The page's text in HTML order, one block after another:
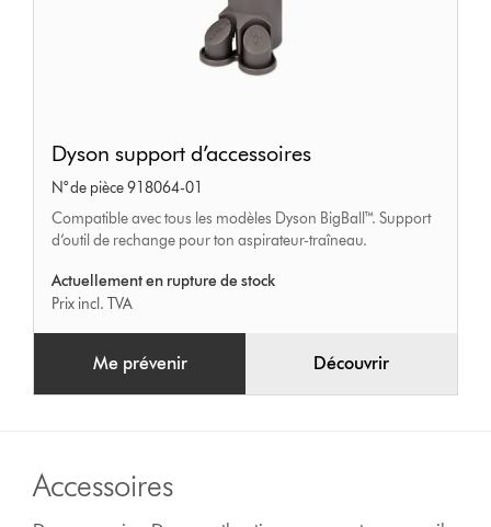
support
d’accessoires
Dyson support d’accessoires
N° de pièce 918064-01
Compatible avec tous les modèles Dyson BigBall™. Support
d’outil de rechange pour ton aspirateur-traîneau.
Actuellement en rupture de stock
Prix incl. TVA
Me prévenir Découvrir
Accessoires